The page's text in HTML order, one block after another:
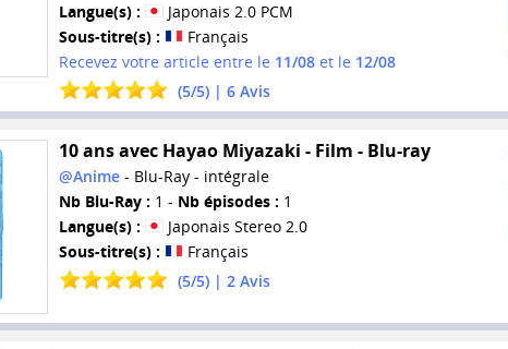
Langue(s) :
Japonais 2.0 PCM
Sous-titre(s) :
Français
Recevez votre article entre le 11/08et le 12/08
(5/5) | 6Avis
10 ans avec Hayao Miyazaki - Film - Blu-ray
@Anime- Blu-Ray - intégrale
Nb Blu-Ray : 1 - Nb épisodes : 1
Langue(s) :
Japonais Stereo 2.0
Sous-titre(s) :
Français
(5/5) | 2Avis